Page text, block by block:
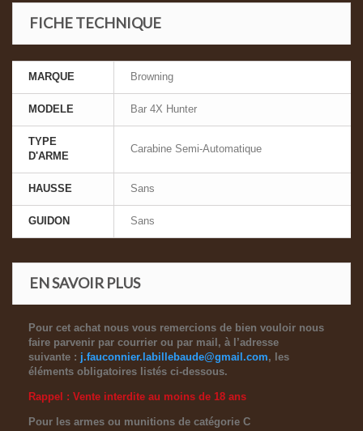
FICHE TECHNIQUE
MARQUE Browning
MODELE Bar 4X Hunter
TYPE
D'ARME
Carabine Semi-Automatique
HAUSSE Sans
GUIDON Sans
EN SAVOIR PLUS
Pour cet achat nous vous remercions de bien vouloir nous
faire parvenir par courrier ou par mail, à l’adresse
suivante : j.fauconnier.labillebaude@gmail.com, les
éléments obligatoires listés ci-dessous.
Rappel : Vente interdite au moins de 18 ans
Pour les armes ou munitions de catégorie C